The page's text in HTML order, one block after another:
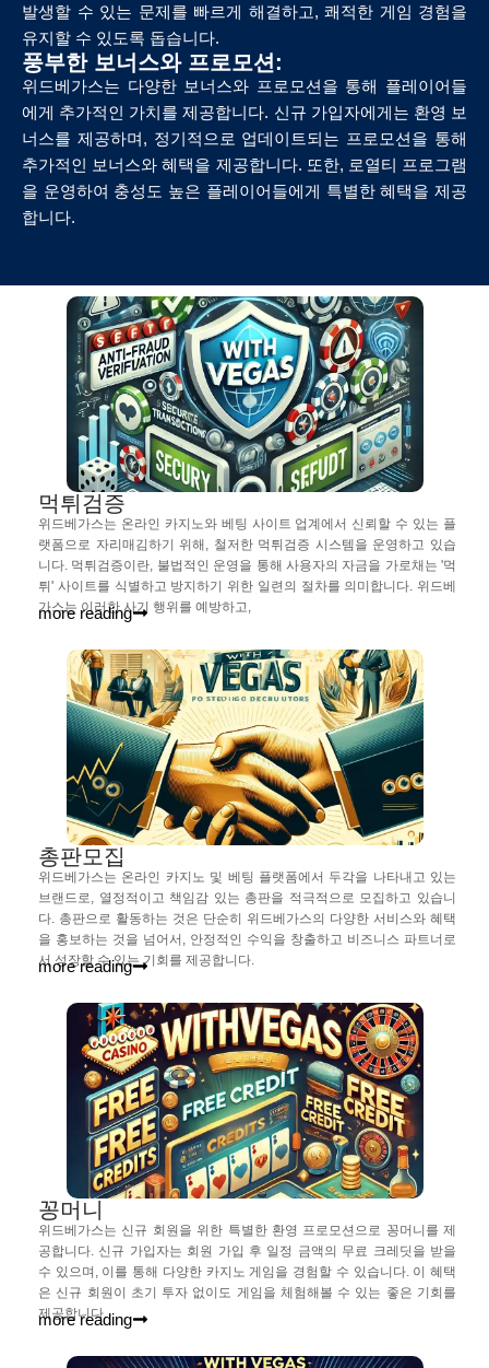
발생할 수 있는 문제를 빠르게 해결하고, 쾌적한 게임 경험을
유지할 수 있도록 돕습니다.
풍부한 보너스와 프로모션:
위드베가스는 다양한 보너스와 프로모션을 통해 플레이어들
에게 추가적인 가치를 제공합니다. 신규 가입자에게는 환영 보
너스를 제공하며, 정기적으로 업데이트되는 프로모션을 통해
추가적인 보너스와 혜택을 제공합니다. 또한, 로열티 프로그램
을 운영하여 충성도 높은 플레이어들에게 특별한 혜택을 제공
합니다.
먹튀검증
위드베가스는 온라인 카지노와 베팅 사이트 업계에서 신뢰할 수 있는 플
랫폼으로 자리매김하기 위해, 철저한 먹튀검증 시스템을 운영하고 있습
니다. 먹튀검증이란, 불법적인 운영을 통해 사용자의 자금을 가로채는 '먹
튀' 사이트를 식별하고 방지하기 위한 일련의 절차를 의미합니다. 위드베
가스는 이러한 사기 행위를 예방하고,
more reading
총판모집
위드베가스는 온라인 카지노 및 베팅 플랫폼에서 두각을 나타내고 있는
브랜드로, 열정적이고 책임감 있는 총판을 적극적으로 모집하고 있습니
다. 총판으로 활동하는 것은 단순히 위드베가스의 다양한 서비스와 혜택
을 홍보하는 것을 넘어서, 안정적인 수익을 창출하고 비즈니스 파트너로
서 성장할 수 있는 기회를 제공합니다.
more reading
꽁머니
위드베가스는 신규 회원을 위한 특별한 환영 프로모션으로 꽁머니를 제
공합니다. 신규 가입자는 회원 가입 후 일정 금액의 무료 크레딧을 받을
수 있으며, 이를 통해 다양한 카지노 게임을 경험할 수 있습니다. 이 혜택
은 신규 회원이 초기 투자 없이도 게임을 체험해볼 수 있는 좋은 기회를
제공합니다.
more reading